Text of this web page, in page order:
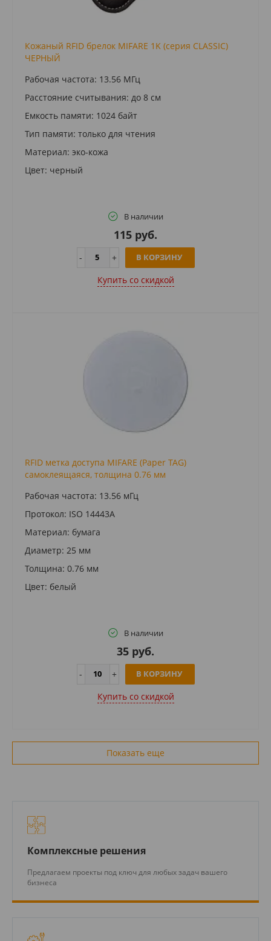
Кожаный RFID брелок MIFARE 1K (серия CLASSIC)
ЧЕРНЫЙ
Рабочая частота: 13.56 МГц
Расстояние считывания: до 8 см
Емкость памяти: 1024 байт
Тип памяти: только для чтения
Материал: эко-кожа
Цвет: черный
В наличии
115 руб.
В КОРЗИНУ
Купить cо скидкой
RFID метка доступа MIFARE (Paper TAG)
самоклеящаяся, толщина 0.76 мм
Рабочая частота: 13.56 мГц
Протокол: ISO 14443A
Материал: бумага
Диаметр: 25 мм
Толщина: 0.76 мм
Цвет: белый
В наличии
35 руб.
В КОРЗИНУ
Купить cо скидкой
Показать еще
Комплексные решения
Предлагаем проекты под ключ для любых задач вашего
бизнеса